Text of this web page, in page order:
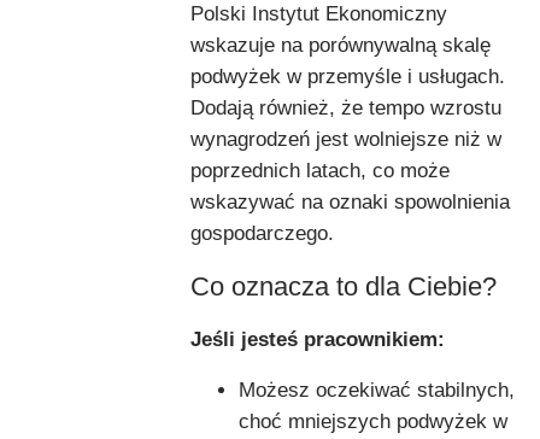
Polski Instytut Ekonomiczny
wskazuje na porównywalną skalę
podwyżek w przemyśle i usługach.
Dodają również, że tempo wzrostu
wynagrodzeń jest wolniejsze niż w
poprzednich latach, co może
wskazywać na oznaki spowolnienia
gospodarczego.
Co oznacza to dla Ciebie?
Jeśli jesteś pracownikiem:
Możesz oczekiwać stabilnych,
choć mniejszych podwyżek w